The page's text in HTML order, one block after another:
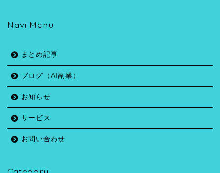
Navi Menu
まとめ記事
ブログ（AI副業）
お知らせ
サービス
お問い合わせ